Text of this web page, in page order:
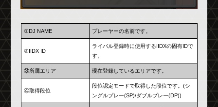
①DJ NAME プレーヤーの名前です。
②IIDX ID
ライバル登録時に使用するIIDXの固有IDで
す。
③所属エリア 現在登録しているエリアです。
④取得段位
段位認定モードで取得した段位です。(シ
ングルプレー(SP)/ダブルプレー(DP))